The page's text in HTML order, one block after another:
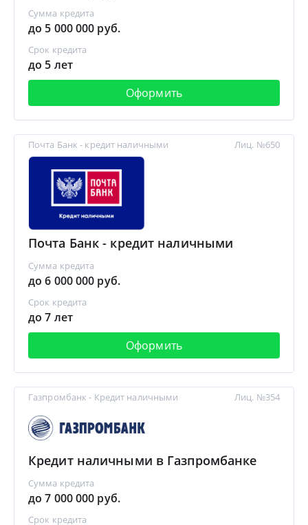
Сумма кредита
до 5 000 000 руб.
Срок кредита
до 5 лет
Оформить
Почта Банк - кредит наличными
Почта Банк - кредит наличными
Сумма кредита
до 6 000 000 руб.
Срок кредита
до 7 лет
Оформить
Лиц. №650
Газпромбанк - Кредит наличными
Кредит наличными в Газпромбанке
Сумма кредита
до 7 000 000 руб.
Срок кредита
Лиц. №354